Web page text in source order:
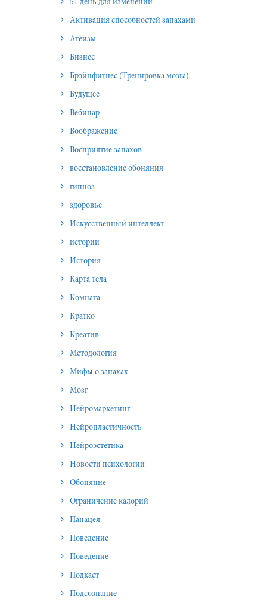
51 день для изменений
Активация способностей запахами
Атеизм
Бизнес
Брэйнфитнес (Тренировка мозга)
Будущее
Вебинар
Воображение
Восприятие запахов
восстановление обоняния
гипноз
здоровье
Искусственный интеллект
истории
История
Карта тела
Комната
Кратко
Креатив
Методология
Мифы о запахах
Мозг
Нейромаркетинг
Нейропластичность
Нейроэстетика
Новости психологии
Обоняние
Ограничение калорий
Панацея
Поведение
Поведение
Подкаст
Подсознание